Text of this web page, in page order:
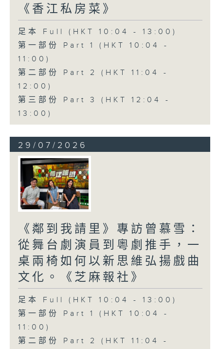
《香江私房菜》
足本 Full (HKT 10:04 - 13:00)
第一部份 Part 1 (HKT 10:04 -
11:00)
第二部份 Part 2 (HKT 11:04 -
12:00)
第三部份 Part 3 (HKT 12:04 -
13:00)
29/07/2026
《鄰到我請里》專訪曾慕雪：
從舞台劇演員到粵劇推手，一
桌兩椅如何以新思維弘揚戲曲
文化。《芝麻報社》
足本 Full (HKT 10:04 - 13:00)
第一部份 Part 1 (HKT 10:04 -
11:00)
第二部份 Part 2 (HKT 11:04 -